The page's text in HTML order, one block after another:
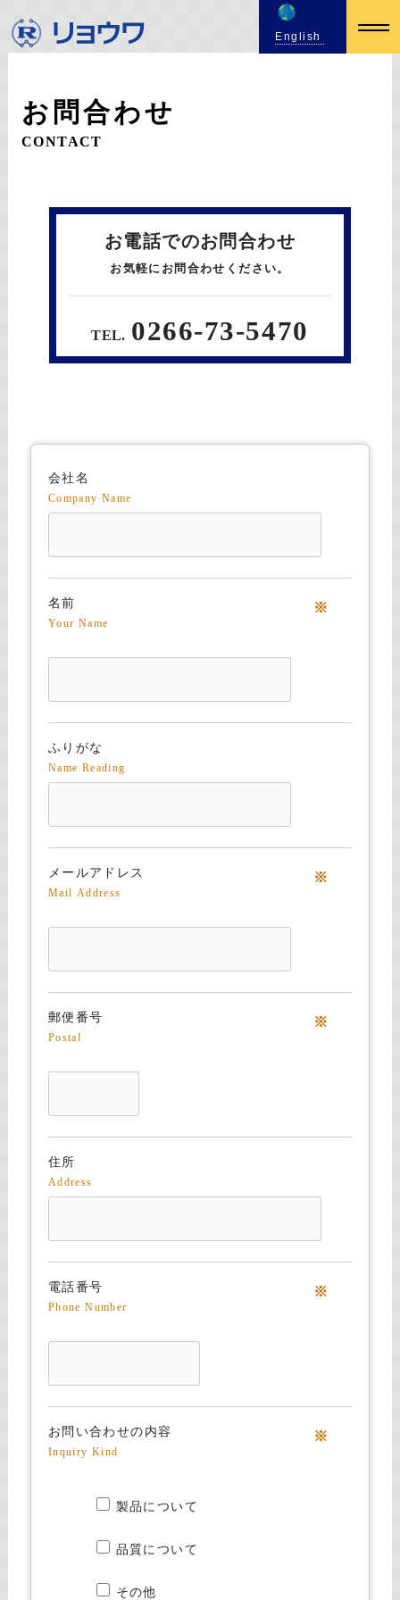
English
お問合わせ
CONTACT
お電話でのお問合わせ
お気軽にお問合わせください。
TEL. 0266-73-5470
会社名
Company Name
※
名前
Your Name
ふりがな
Name Reading
※
メールアドレス
Mail Address
※
郵便番号
Postal
住所
Address
※
電話番号
Phone Number
※
お問い合わせの内容
Inquiry Kind
製品について
品質について
その他